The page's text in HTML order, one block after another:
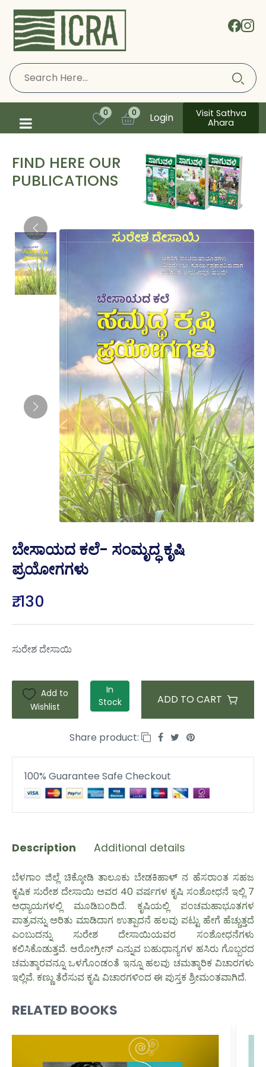
0 0 Login
Visit Sathva
Ahara
FIND HERE OUR
PUBLICATIONS
ಬೇಸಾಯದ ಕಲೆ- ಸಂಮೃದ್ಧ ಕೃಷಿ
ಪ್ರಯೋಗಗಳು
₹. 130
ಸುರೇಶ ದೇಸಾಯಿ
Add to
Wishlist
In
Stock
ADD TO CART
Share product:
100% Guarantee Safe Checkout
Description Additional details
ಬೆಳಗಾಂ ಜಿಲ್ಲೆ ಚಿಕ್ಕೋಡಿ ತಾಲೂಕು ಬೇಡಕಿಹಾಳ್ ನ ಹೆಸರಾಂತ ಸಹಜ
ಕೃಷಿಕ ಸುರೇಶ ದೇಸಾಯಿ ಅವರ 40 ವರ್ಷಗಳ ಕೃಷಿ ಸಂಶೋಧನೆ ಇಲ್ಲಿ 7
ಅಧ್ಯಾಯಗಳಲ್ಲಿ ಮೂಡಿಬಂದಿದೆ. ಕೃಷಿಯಲ್ಲಿ ಪಂಚಮಹಾಭೂತಗಳ
ಪಾತ್ರವನ್ನು ಅರಿತು ಮಾಡಿದಾಗ ಉತ್ಪಾದನೆ ಹಲವು ಪಟ್ಟು ಹೇಗೆ ಹೆಚ್ಚುತ್ತದೆ
ಎಂಬುದನ್ನು ಸುರೇಶ ದೇಸಾಯಿಯವರ ಸಂಶೋಧನೆಗಳು
ಕಲಿಸಿಕೊಡುತ್ತವೆ. ಆರೋಗ್ರೀನ್ ಎನ್ನುವ ಬಹುಧಾನ್ಯಗಳ ಹಸಿರು ಗೊಬ್ಬರದ
ಚಮತ್ಕಾರವನ್ನೂ ಒಳಗೊಂಡಂತೆ ಇನ್ನೂ ಹಲವು ಚಮತ್ಕಾರಿಕ ವಿಚಾರಗಳು
ಇಲ್ಲಿವೆ. ಕಣ್ಣು ತೆರೆಸುವ ಕೃಷಿ ವಿಚಾರಗಳಿಂದ ಈ ಪುಸ್ತಕ ಶ್ರೀಮಂತವಾಗಿದೆ.
RELATED BOOKS
ADD TO CART